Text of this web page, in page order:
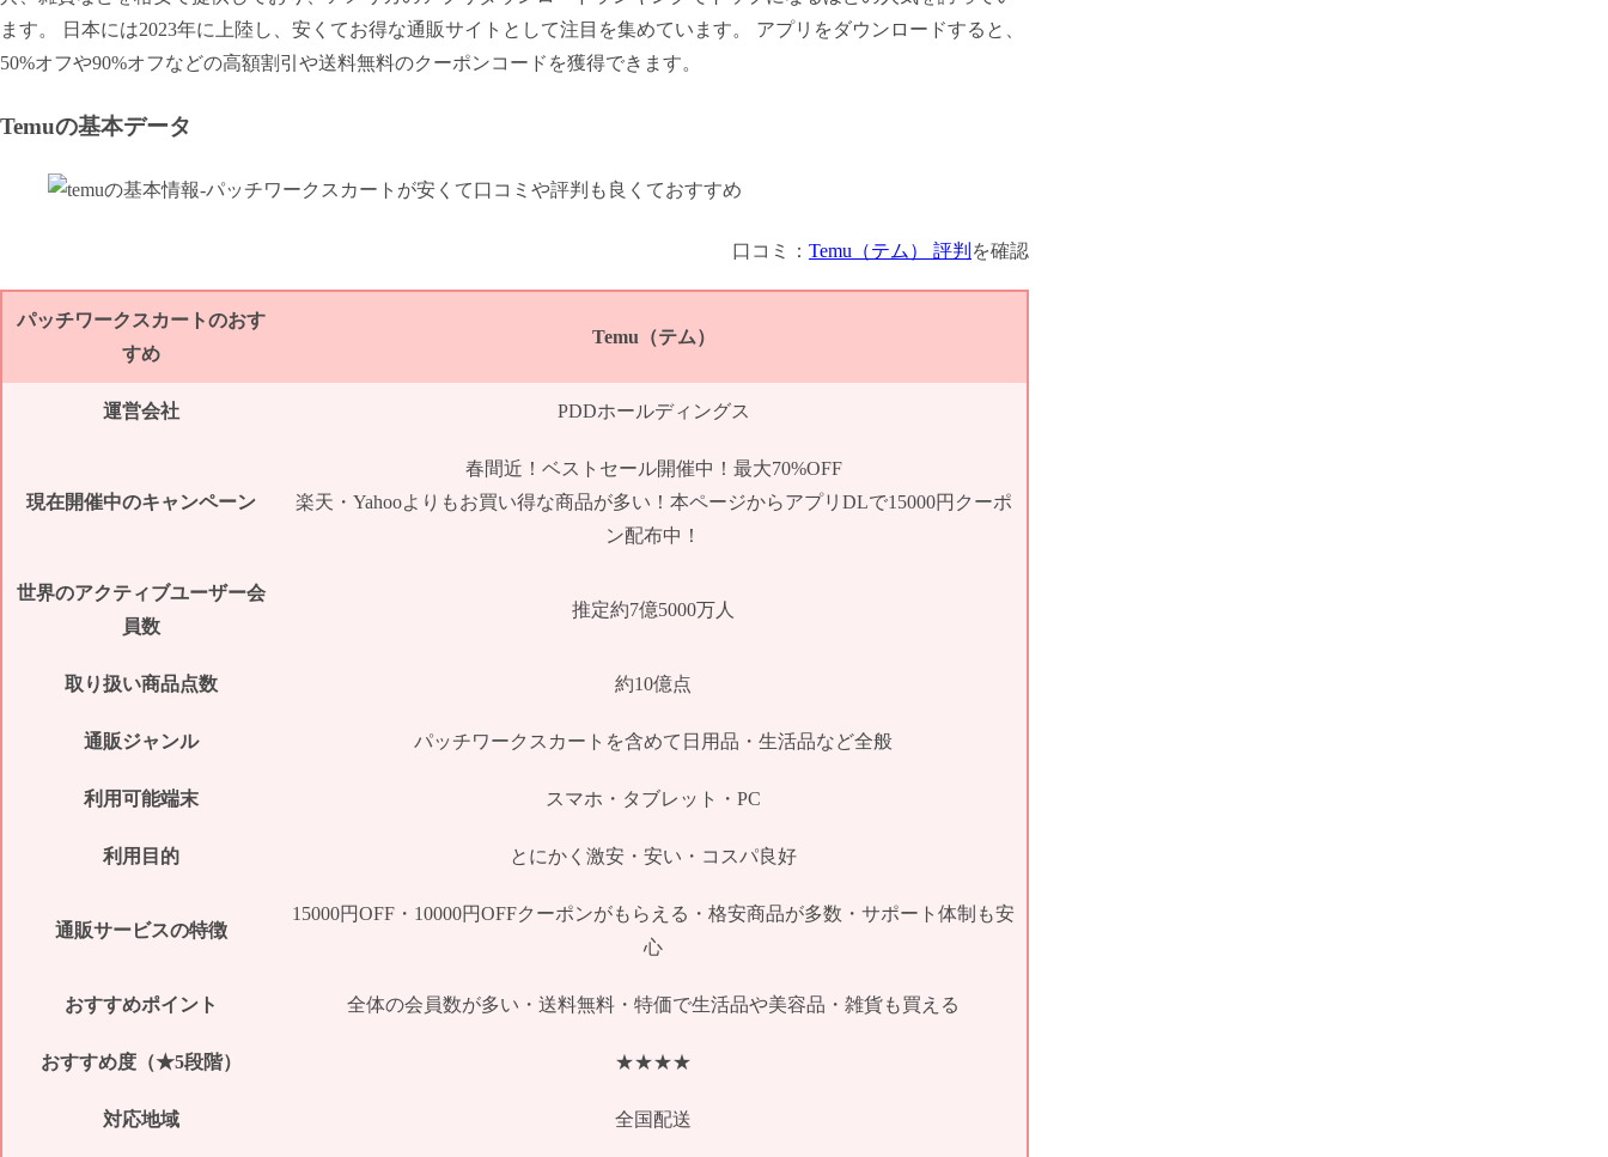
ます。 日本には2023年に上陸し、安くてお得な通販サイトとして注目を集めています。 アプリをダウンロードすると、
50%オフや90%オフなどの高額割引や送料無料のクーポンコードを獲得できます。
Temuの基本データ
口コミ： Temu（テム） 評判 を確認
パッチワークスカートのおす
すめ
Temu（テム）
運営会社 PDDホールディングス
現在開催中のキャンペーン
春間近！ベストセール開催中！最大70%OFF
楽天・Yahooよりもお買い得な商品が多い！本ページからアプリDLで15000円クーポ
ン配布中！
世界のアクティブユーザー会
員数
推定約7億5000万人
取り扱い商品点数 約10億点
通販ジャンル パッチワークスカートを含めて日用品・生活品など全般
利用可能端末 スマホ・タブレット・PC
利用目的 とにかく激安・安い・コスパ良好
通販サービスの特徴
15000円OFF・10000円OFFクーポンがもらえる・格安商品が多数・サポート体制も安
心
おすすめポイント 全体の会員数が多い・送料無料・特価で生活品や美容品・雑貨も買える
おすすめ度（★5段階） ★★★★
対応地域 全国配送